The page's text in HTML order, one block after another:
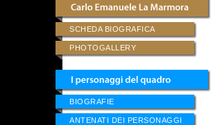
SCHEDA BIOGRAFICA
PHOTOGALLERY
BIOGRAFIE
ANTENATI DEI PERSONAGGI